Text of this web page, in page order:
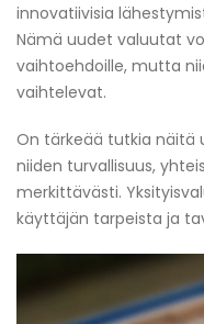
innovatiivisia
Nämä uudet valuutat
vaihtoehdoille, mutta
vaihtelevat.
On tärkeää tutkia näitä
niiden turvallisuus,
merkittävästi.
käyttäjän tarpeista ja